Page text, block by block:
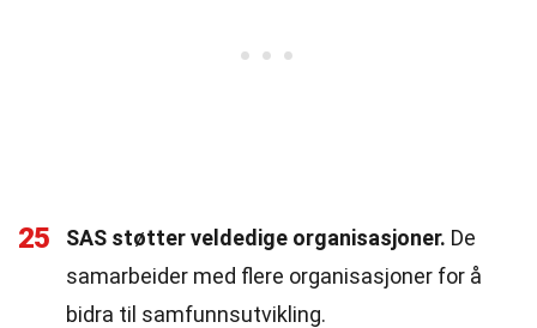
25 SAS støtter veldedige organisasjoner. De
samarbeider med flere organisasjoner for å
bidra til samfunnsutvikling.